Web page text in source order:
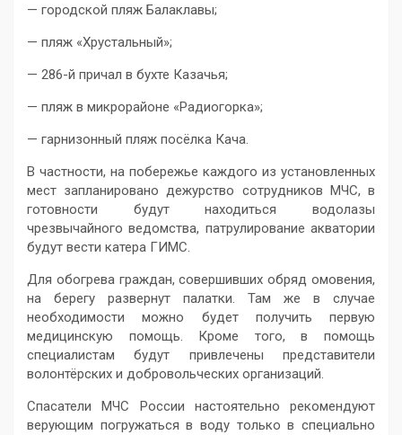
— городской пляж Балаклавы;
— пляж «Хрустальный»;
— 286-й причал в бухте Казачья;
— пляж в микрорайоне «Радиогорка»;
— гарнизонный пляж посёлка Кача.
В частности, на побережье каждого из установленных
мест запланировано дежурство сотрудников МЧС, в
готовности будут находиться водолазы
чрезвычайного ведомства, патрулирование акватории
будут вести катера ГИМС.
Для обогрева граждан, совершивших обряд омовения,
на берегу развернут палатки. Там же в случае
необходимости можно будет получить первую
медицинскую помощь. Кроме того, в помощь
специалистам будут привлечены представители
волонтёрских и добровольческих организаций.
Спасатели МЧС России настоятельно рекомендуют
верующим погружаться в воду только в специально